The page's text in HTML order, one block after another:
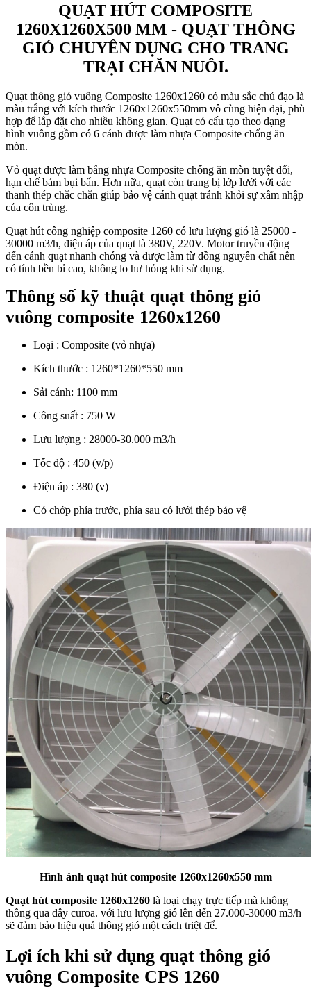
QUẠT HÚT COMPOSITE
1260X1260X500 MM - QUẠT THÔNG
GIÓ CHUYÊN DỤNG CHO TRANG
TRẠI CHĂN NUÔI.
Quạt thông gió vuông Composite 1260x1260 có màu sắc chủ đạo là
màu trắng với kích thước 1260x1260x550mm vô cùng hiện đại, phù
hợp để lắp đặt cho nhiều không gian. Quạt có cấu tạo theo dạng
hình vuông gồm có 6 cánh được làm nhựa Composite chống ăn
mòn.
Vỏ quạt được làm bằng nhựa Composite chống ăn mòn tuyệt đối,
hạn chế bám bụi bẩn. Hơn nữa, quạt còn trang bị lớp lưới với các
thanh thép chắc chắn giúp bảo vệ cánh quạt tránh khỏi sự xâm nhập
của côn trùng.
Quạt hút công nghiệp composite 1260 có lưu lượng gió là 25000 -
30000 m3/h, điện áp của quạt là 380V, 220V. Motor truyền động
đến cánh quạt nhanh chóng và được làm từ đồng nguyên chất nên
có tính bền bỉ cao, không lo hư hỏng khi sử dụng.
Thông số kỹ thuật quạt thông gió
vuông composite 1260x1260
Loại : Composite (vỏ nhựa)
Kích thước : 1260*1260*550 mm
Sải cánh: 1100 mm
Công suất : 750 W
Lưu lượng : 28000-30.000 m3/h
Tốc độ : 450 (v/p)
Điện áp : 380 (v)
Có chớp phía trước, phía sau có lưới thép bảo vệ
Hình ảnh quạt hút composite 1260x1260x550 mm
Quạt hút composite 1260x1260 là loại chạy trực tiếp mà không
thông qua dây curoa. với lưu lượng gió lên đến 27.000-30000 m3/h
sẽ đảm bảo hiệu quả thông gió một cách triệt để.
Lợi ích khi sử dụng quạt thông gió
vuông Composite CPS 1260